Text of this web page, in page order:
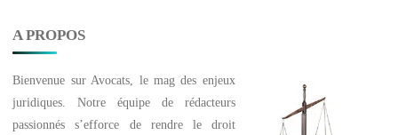
A PROPOS
Bienvenue sur Avocats , le mag des enjeux
juridiques. Notre équipe de rédacteurs
passionnés s’efforce de rendre le droit